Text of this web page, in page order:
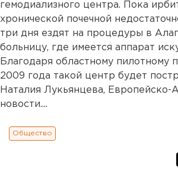
гемодиализного центра. Пока
хронической почечной
три дня ездят на процедуры в
больницу, где имеется аппарат
Благодаря областному пилотному
2009 года такой центр будет
Наталия Лукьянцева, Европейско-
новости....
Общество